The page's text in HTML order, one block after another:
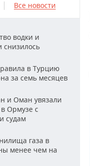
Все новости
водки и
снизилось
в Турцию
за семь месяцев
и Оман увязали
Ормузе с
судам
газа в
менее чем на